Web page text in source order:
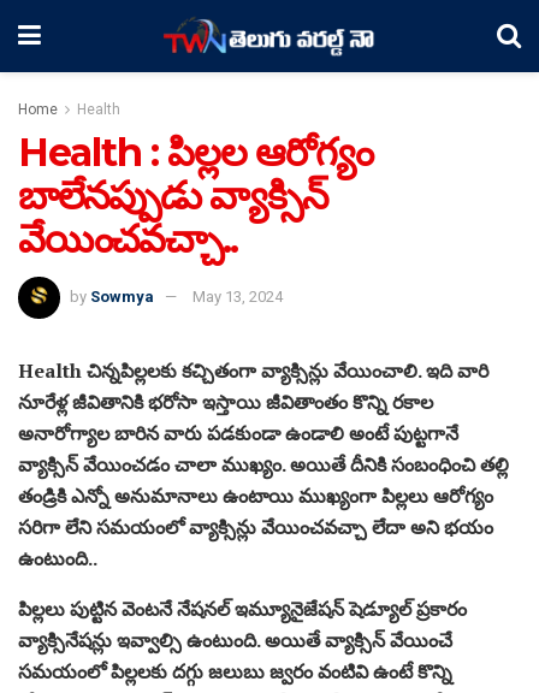
Home Health
Health : పిల్లల ఆరోగ్యం
బాలేనప్పుడు వ్యాక్సిన్
వేయించవచ్చా..
by Sowmya May 13, 2024
Health చిన్నపిల్లలకు కచ్చితంగా వ్యాక్సిన్లు వేయించాలి. ఇది వారి
నూరేళ్ల జీవితానికి భరోసా ఇస్తాయి జీవితాంతం కొన్ని రకాల
అనారోగ్యాల బారిన వారు పడకుండా ఉండాలి అంటే పుట్టగానే
వ్యాక్సిన్ వేయించడం చాలా ముఖ్యం. అయితే దీనికి సంబంధించి తల్లి
తండ్రికి ఎన్నో అనుమానాలు ఉంటాయి ముఖ్యంగా పిల్లలు ఆరోగ్యం
సరిగా లేని సమయంలో వ్యాక్సిన్లు వేయించవచ్చా లేదా అని భయం
ఉంటుంది..
పిల్లలు పుట్టిన వెంటనే నేషనల్ ఇమ్యూనైజేషన్ షెడ్యూల్ ప్రకారం
వ్యాక్సినేషన్లు ఇవ్వాల్సి ఉంటుంది. అయితే వ్యాక్సిన్ వేయించే
సమయంలో పిల్లలకు దగ్గు జలుబు జ్వరం వంటివి ఉంటే కొన్ని